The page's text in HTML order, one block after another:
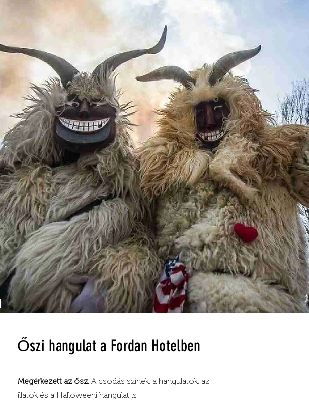
Őszi hangulat a Fordan Hotelben
Megérkezett az ősz. A csodás színek, a hangulatok, az
illatok és a Halloweeni hangulat is!